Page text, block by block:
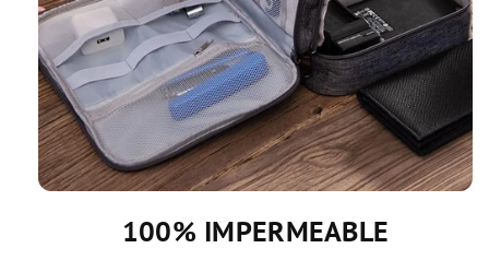
100% IMPERMEABLE